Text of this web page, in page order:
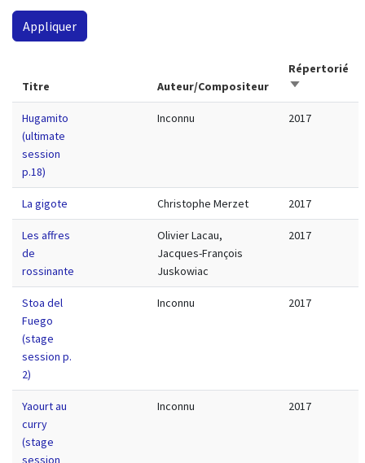
Titre Auteur/Compositeur
Répertorié
Trier par
Hugamito
(ultimate
session
p.18)
Inconnu 2017
La gigote Christophe Merzet 2017
Les affres
de
rossinante
Olivier Lacau,
Jacques-François
Juskowiac
2017
Stoa del
Fuego
(stage
session p.
2)
Inconnu 2017
Yaourt au
curry
(stage
session
Inconnu 2017